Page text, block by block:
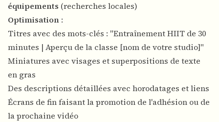
équipements (recherches locales)
Optimisation :
Titres avec des mots-clés : "Entraînement HIIT de 30
minutes | Aperçu de la classe [nom de votre studio]"
Miniatures avec visages et superpositions de texte
en gras
Des descriptions détaillées avec horodatages et liens
Écrans de fin faisant la promotion de l'adhésion ou de
la prochaine vidéo